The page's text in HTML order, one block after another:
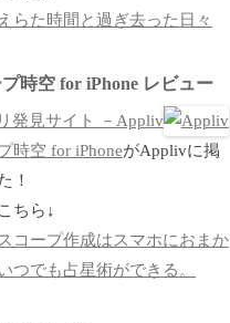
らた時間と過ぎ去った日々
時空 for iPhone レビュー
発見サイト －Appliv
時空 for iPhoneがApplivに掲
！
ちら↓
コープ作成はスマホにおまか
つでも占星術ができる。